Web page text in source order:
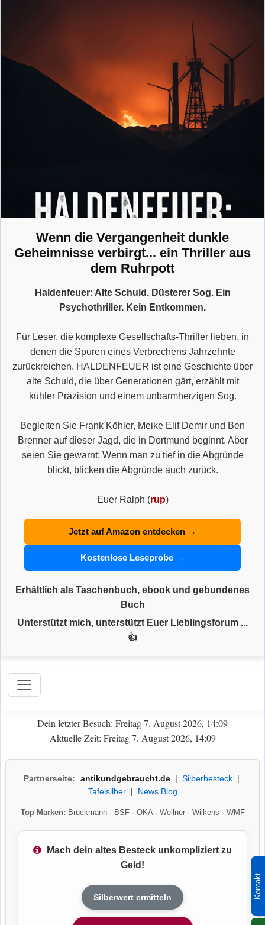
Kontakt
Wenn die Vergangenheit dunkle
Geheimnisse verbirgt... ein Thriller aus
dem Ruhrpott
Haldenfeuer: Alte Schuld. Düsterer Sog. Ein
Psychothriller. Kein Entkommen.
Für Leser, die komplexe Gesellschafts-Thriller lieben, in
denen die Spuren eines Verbrechens Jahrzehnte
zurückreichen. HALDENFEUER ist eine Geschichte über
alte Schuld, die über Generationen gärt, erzählt mit
kühler Präzision und einem unbarmherzigen Sog.
Begleiten Sie Frank Köhler, Meike Elif Demir und Ben
Brenner auf dieser Jagd, die in Dortmund beginnt. Aber
seien Sie gewarnt: Wenn man zu tief in die Abgründe
blickt, blicken die Abgründe auch zurück.
Euer Ralph (rup)
Jetzt auf Amazon entdecken →
Kostenlose Leseprobe →
Erhältlich als Taschenbuch, ebook und gebundenes
Buch
Unterstützt mich, unterstützt Euer Lieblingsforum ...
👍
Dein letzter Besuch: Freitag 7. August 2026, 14:09
Aktuelle Zeit: Freitag 7. August 2026, 14:09
Partnerseite: antikundgebraucht.de| Silberbesteck|
Tafelsilber| News Blog
Top Marken: Bruckmann· BSF· OKA· Wellner· Wilkens · WMF
Mach dein altes Besteck unkompliziert zu
Geld!
Silberwert ermitteln